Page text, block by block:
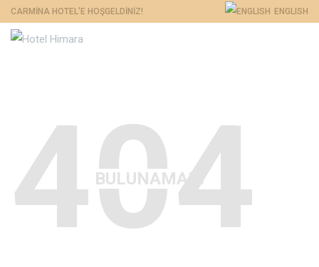
CARMINA HOTEL'E HOŞGELDINIZ! ENGLISH
404
BULUNAMADI